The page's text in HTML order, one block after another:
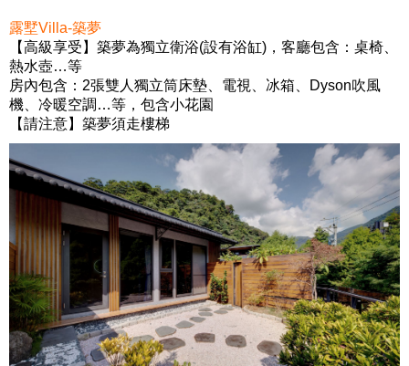
露墅Villa-築夢
【高級享受】 築夢為獨立衛浴(設有浴缸)， 客廳包含：桌椅、
熱水壺…等
房內包含：2張雙人獨立筒床墊、電視、冰箱、Dyson吹風
機、冷暖空調…等， 包含小花園
【請注意】築夢須走樓梯